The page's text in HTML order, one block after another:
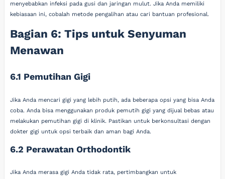
menyebabkan infeksi pada gusi dan jaringan mulut. Jika Anda memiliki
kebiasaan ini, cobalah metode pengalihan atau cari bantuan profesional.
Bagian 6: Tips untuk Senyuman
Menawan
6.1 Pemutihan Gigi
Jika Anda mencari gigi yang lebih putih, ada beberapa opsi yang bisa Anda
coba. Anda bisa menggunakan produk pemutih gigi yang dijual bebas atau
melakukan pemutihan gigi di klinik. Pastikan untuk berkonsultasi dengan
dokter gigi untuk opsi terbaik dan aman bagi Anda.
6.2 Perawatan Orthodontik
Jika Anda merasa gigi Anda tidak rata, pertimbangkan untuk